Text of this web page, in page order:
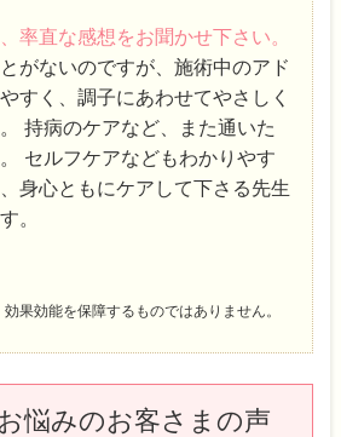
率直な感想をお聞かせ下さい。
がないのですが、施術中のアド
すく、調子にあわせてやさしく
持病のケアなど、また通いた
セルフケアなどもわかりやす
身心ともにケアして下さる先生
。
果効能を保障するものではありません。
悩みのお客さまの声